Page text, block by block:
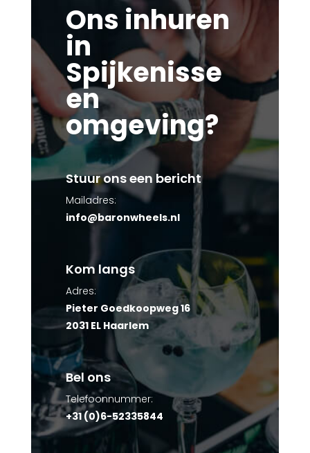
Ons inhuren
in
Spijkenisse
en
omgeving?
Stuur ons een bericht
Mailadres:
info@baronwheels.nl
Kom langs
Adres:
Pieter Goedkoopweg 16
2031 EL Haarlem
Bel ons
Telefoonnummer:
+31 (0)6-52335844